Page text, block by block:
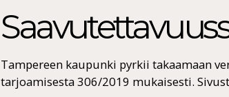
Tampereen kaupunki pyrkii takaamaan
tarjoamisesta 306/2019 mukaisesti.